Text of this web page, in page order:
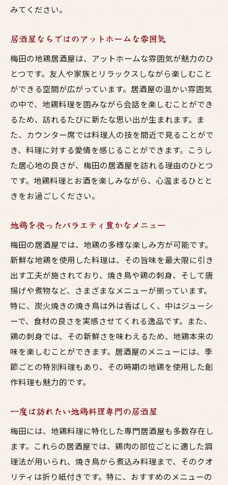
みてください。
居酒屋ならではのアットホームな雰囲気
梅田の地鶏居酒屋は、アットホームな雰囲気が魅力のひ
とつです。友人や家族とリラックスしながら楽しむこと
ができる空間が広がっています。居酒屋の温かい雰囲気
の中で、地鶏料理を囲みながら会話を楽しむことができ
るため、訪れるたびに新たな思い出が生まれます。ま
た、カウンター席では料理人の技を間近で見ることがで
き、料理に対する愛情を感じることができます。こうし
た居心地の良さが、梅田の居酒屋を訪れる理由のひとつ
です。地鶏料理とお酒を楽しみながら、心温まるひとと
きをお過ごしください。
地鶏を使ったバラエティ豊かなメニュー
梅田の居酒屋では、地鶏の多様な楽しみ方が可能です。
新鮮な地鶏を使用した料理は、その旨味を最大限に引き
出す工夫が施されており、焼き鳥や鶏の刺身、そして唐
揚げや煮物など、さまざまなメニューが揃っています。
特に、炭火焼きの焼き鳥は外は香ばしく、中はジューシ
ーで、食材の良さを実感させてくれる逸品です。また、
鶏の刺身では、その新鮮さを味わえるため、地鶏本来の
味を楽しむことができます。居酒屋のメニューには、季
節ごとの特別料理もあり、その時期の地鶏を使用した創
作料理も魅力的です。
一度は訪れたい地鶏料理専門の居酒屋
梅田には、地鶏料理に特化した専門居酒屋も多数存在し
ます。これらの居酒屋では、鶏肉の部位ごとに適した調
理法が用いられ、焼き鳥から煮込み料理まで、そのクオ
リティは折り紙付きです。特に、おすすめのメニューの